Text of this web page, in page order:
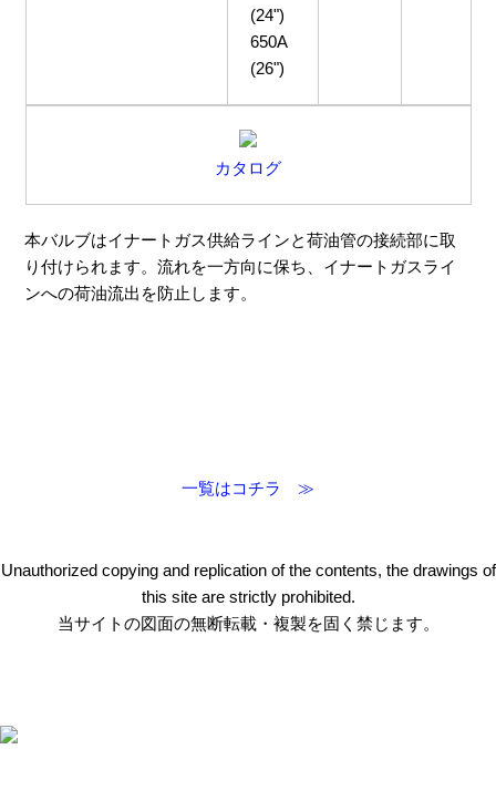
(24")
650A
(26")
カタログ
本バルブはイナートガス供給ラインと荷油管の接続部に取
り付けられます。流れを一方向に保ち、イナートガスライ
ンへの荷油流出を防止します。
一覧はコチラ ≫
Unauthorized copying and replication of the contents, the drawings of
this site are strictly prohibited.
当サイトの図面の無断転載・複製を固く禁じます。